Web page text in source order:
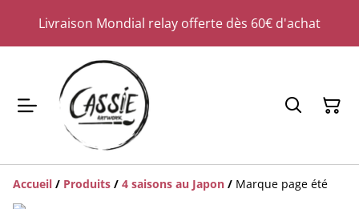
Livraison Mondial relay offerte dès 60€ d'achat
Accueil / Produits / 4 saisons au Japon / Marque page été